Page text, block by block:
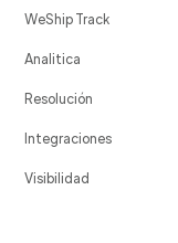
WeShip Track
Analitica
Resolución
Integraciones
Visibilidad